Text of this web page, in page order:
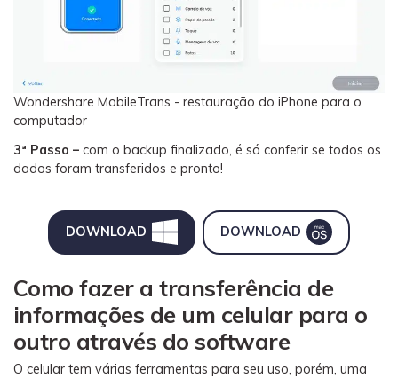
Wondershare MobileTrans - restauração do iPhone para o
computador
3ª Passo – com o backup finalizado, é só conferir se todos os
dados foram transferidos e pronto!
DOWNLOAD DOWNLOAD
Como fazer a transferência de
informações de um celular para o
outro através do software
O celular tem várias ferramentas para seu uso, porém, uma